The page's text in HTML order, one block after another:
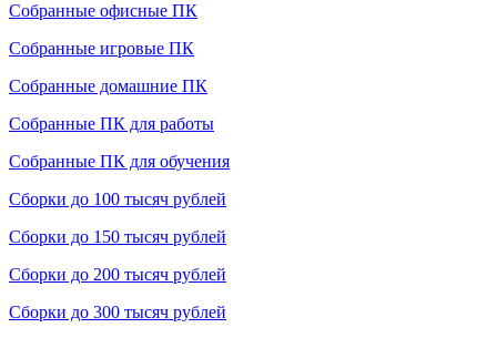
Собранные офисные ПК
Собранные игровые ПК
Собранные домашние ПК
Собранные ПК для работы
Собранные ПК для обучения
Сборки до 100 тысяч рублей
Сборки до 150 тысяч рублей
Сборки до 200 тысяч рублей
Сборки до 300 тысяч рублей